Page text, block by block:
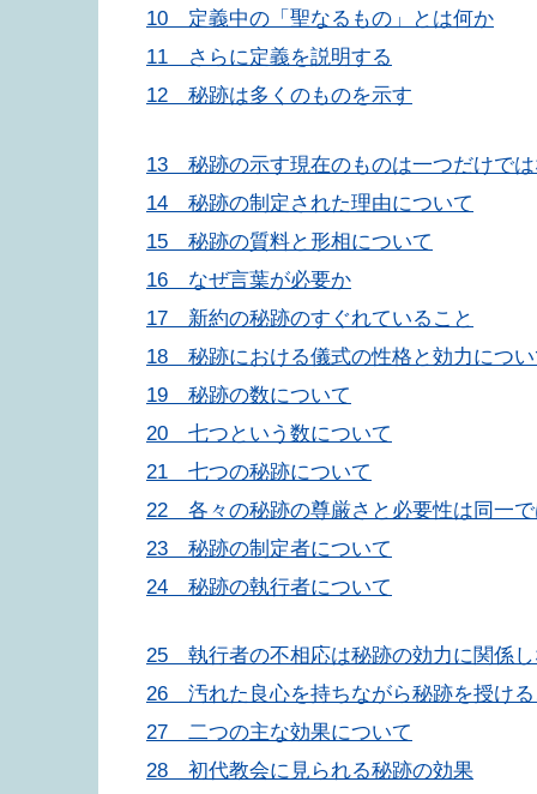
10 定義中の「聖なるもの」とは何か
11 さらに定義を説明する
12 秘跡は多くのものを示す
13 秘跡の示す現在のものは一つだけでは
14 秘跡の制定された理由について
15 秘跡の質料と形相について
16 なぜ言葉が必要か
17 新約の秘跡のすぐれていること
18 秘跡における儀式の性格と効力につい
19 秘跡の数について
20 七つという数について
21 七つの秘跡について
22 各々の秘跡の尊厳さと必要性は同一で
23 秘跡の制定者について
24 秘跡の執行者について
25 執行者の不相応は秘跡の効力に関係し
26 汚れた良心を持ちながら秘跡を授ける
27 二つの主な効果について
28 初代教会に見られる秘跡の効果